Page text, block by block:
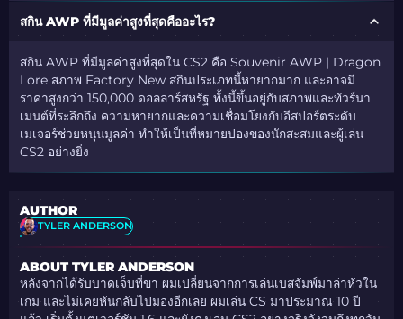
สกิน AWP ที่มีมูลค่าสูงที่สุดคืออะไร?
สกิน AWP ที่มีมูลค่าสูงที่สุดใน CS2 คือ Souvenir AWP | Dragon
Lore สภาพ Factory New สกินประเภทนี้หายากมาก และอาจมี
ราคาสูงกว่า 150,000 ดอลลาร์สหรัฐ ทั้งนี้ขึ้นอยู่กับสภาพและทัวร์นา
เมนต์ที่ระลึกถึง ความหายากและความเชื่อมโยงกับอีสปอร์ตระดับ
เมเจอร์ช่วยหนุนมูลค่า ทำให้เป็นที่หมายปองของนักสะสมและผู้เล่น
CS2 อย่างยิ่ง
AUTHOR
TYLER ANDERSON
ABOUT TYLER ANDERSON
หลังจากได้รับบาดเจ็บที่ขา ผมเปลี่ยนจากการเล่นเบสจัมพ์มาล่าหัวใน
เกม และไม่เคยหันกลับไปมองอีกเลย ผมเล่น CS มาประมาณ 10 ปี